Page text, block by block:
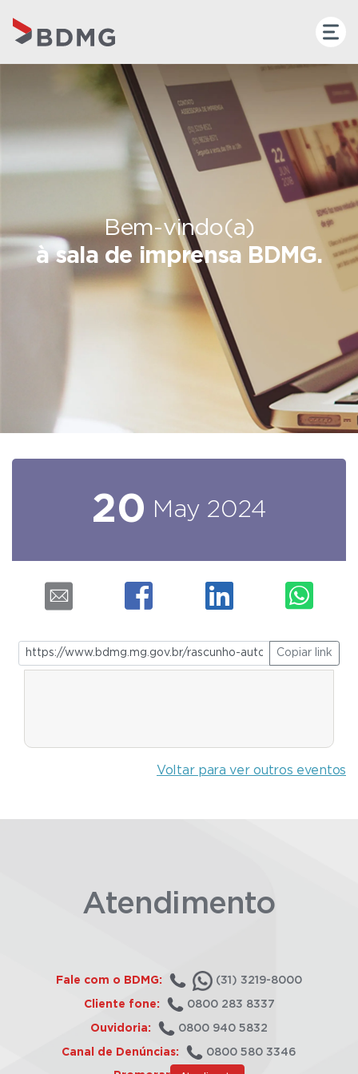
Bem-vindo(a)
à sala de imprensa BDMG.
20 May 2024
Copiar link
Voltar para ver outros eventos
Atendimento
Fale com o BDMG: (31) 3219-8000
Cliente fone: 0800 283 8337
Ouvidoria: 0800 940 5832
Canal de Denúncias: 0800 580 3346